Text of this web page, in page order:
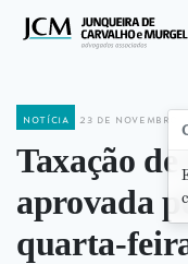
notícia 23 de novembro
Taxação
aprovada
quarta-